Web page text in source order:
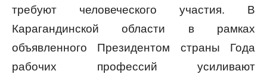
требуют человеческого участия. В
Карагандинской области в рамках
объявленного Президентом страны Года
рабочих профессий усиливают